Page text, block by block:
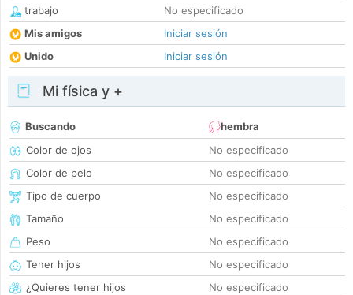
trabajo
No especificado
Mis amigos
Iniciar sesión
Unido
Iniciar sesión
Mi física y +
Buscando
hembra
Color de ojos
No especificado
Color de pelo
No especificado
Tipo de cuerpo
No especificado
Tamaño
No especificado
Peso
No especificado
Tener hijos
No especificado
¿Quieres tener hijos
No especificado